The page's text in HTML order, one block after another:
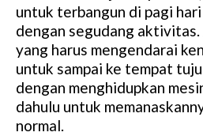
untuk terbangun di pagi
dengan segudang
yang harus mengendarai
untuk sampai ke tempat
dengan menghidupkan
dahulu untuk
normal.